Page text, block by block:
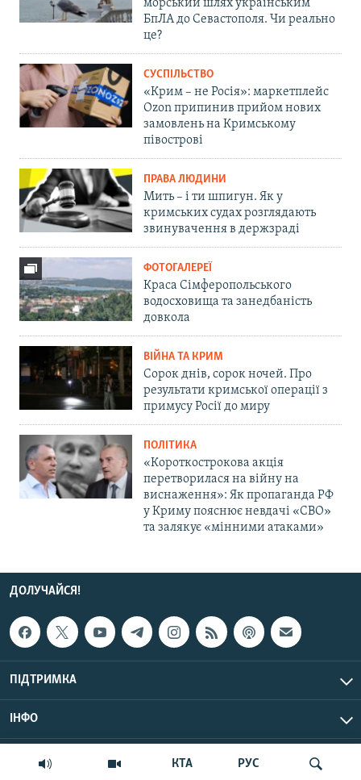
КТА РУС
морський шлях українським
БпЛА до Севастополя. Чи реально
це?
СУСПІЛЬСТВО
«Крим – не Росія»: маркетплейс
Ozon припинив прийом нових
замовлень на Кримському
півострові
ПРАВА ЛЮДИНИ
Мить – і ти шпигун. Як у
кримських судах розглядають
звинувачення в держзраді
ФОТОГАЛЕРЕЇ
Краса Сімферопольського
водосховища та занедбаність
довкола
ВІЙНА ТА КРИМ
Сорок днів, сорок ночей. Про
результати кримської операції з
примусу Росії до миру
ПОЛІТИКА
«Короткострокова акція
перетворилася на війну на
виснаження»: Як пропаганда РФ
у Криму пояснює невдачі «СВО»
та залякує «мінними атаками»
ДОЛУЧАЙСЯ!
ПІДТРИМКА
ІНФО
© Крим.Реалії, 2026 | Усі права застережено.